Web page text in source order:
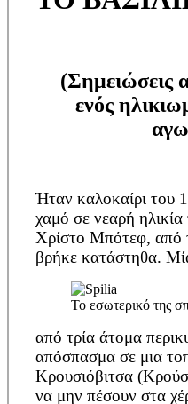
(Σημειώσεις
ενός
Ήταν καλοκαίρι του
χαμό σε νεαρή
Χρίστο Μπότεφ, από
βρήκε κατάστηθα.
Το εσωτερικό της
από τρία άτομα
απόσπασμα σε μια
Κρουσιόβιτσα
να μην πέσουν στα